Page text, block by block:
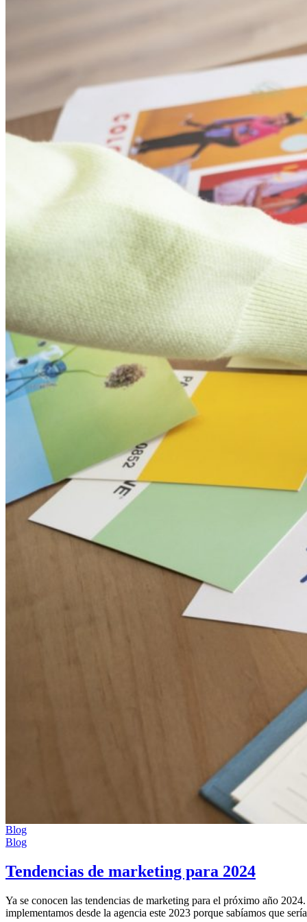
Blog
Blog
Tendencias de marketing para 2024
Ya se conocen las tendencias de marketing para el próximo año
implementamos desde la agencia este 2023 porque sabíamos que